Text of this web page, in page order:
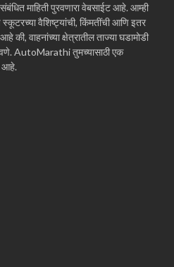
माहिती पुरवणारा वेबसाईट आहे. आम्ही
वैशिष्ट्यांची, किंमतींची आणि इतर
की, वाहनांच्या क्षेत्रातील ताज्या घडामोडी
AutoMarathi तुमच्यासाठी एक
आहे.